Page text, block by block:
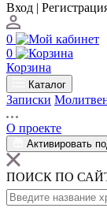
Вход |
0
0
Корзина
Каталог
Записки
О проекте
Активировать
ПОИСК ПО